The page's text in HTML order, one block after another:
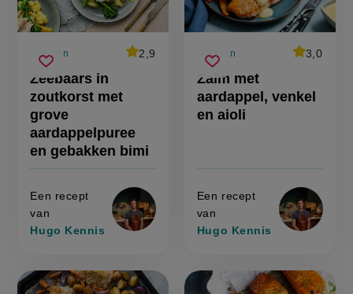
Zeebaars in
zoutkorst met
grove
aardappelpuree
en gebakken bimi
voorbereidingstijd
30 min
average
2,9
Beoordeel
gebakken
'
Een recept
van
Hugo Kennis
Sla
recept
op
zeebaars
in
zoutkorst
met
grove
aardappelpuree
en
gebakken
Zalm met
aardappel, venkel
en aioli
voorbereidingstijd
35 min
average
3,0
Beoordeel
met
Een recept
van
Hugo Kennis
Sla
recept
op
zalm
met
aardappel,
venkel
en